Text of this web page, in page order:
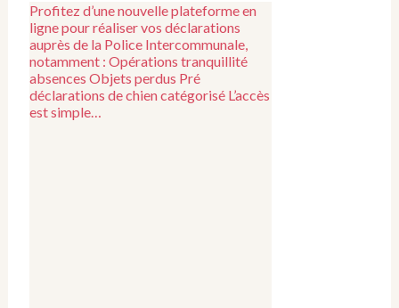
Profitez d’une nouvelle plateforme en
ligne pour réaliser vos déclarations
auprès de la Police Intercommunale,
notamment : Opérations tranquillité
absences Objets perdus Pré
déclarations de chien catégorisé L’accès
est simple…